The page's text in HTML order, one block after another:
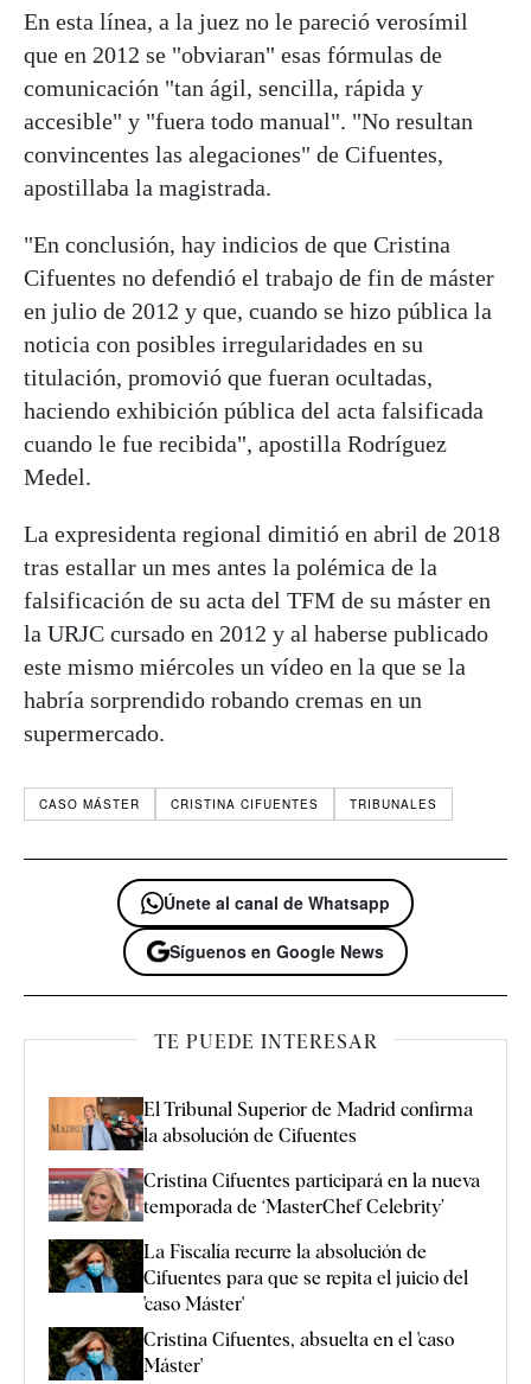
En esta línea, a la juez no le pareció verosímil
que en 2012 se "obviaran" esas fórmulas de
comunicación "tan ágil, sencilla, rápida y
accesible" y "fuera todo manual". "No resultan
convincentes las alegaciones" de Cifuentes,
apostillaba la magistrada.
"En conclusión, hay indicios de que Cristina
Cifuentes no defendió el trabajo de fin de máster
en julio de 2012 y que, cuando se hizo pública la
noticia con posibles irregularidades en su
titulación, promovió que fueran ocultadas,
haciendo exhibición pública del acta falsificada
cuando le fue recibida", apostilla Rodríguez
Medel.
La expresidenta regional dimitió en abril de 2018
tras estallar un mes antes la polémica de la
falsificación de su acta del TFM de su máster en
la URJC cursado en 2012 y al haberse publicado
este mismo miércoles un vídeo en la que se la
habría sorprendido robando cremas en un
supermercado.
CASO MÁSTER CRISTINA CIFUENTES TRIBUNALES
Únete al canal de Whatsapp
Síguenos en Google News
TE PUEDE INTERESAR
El Tribunal Superior de Madrid confirma
la absolución de Cifuentes
Cristina Cifuentes participará en la nueva
temporada de ‘MasterChef Celebrity’
La Fiscalía recurre la absolución de
Cifuentes para que se repita el juicio del
'caso Máster'
Cristina Cifuentes, absuelta en el 'caso
Máster'